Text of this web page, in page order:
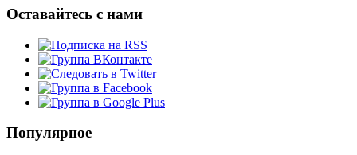
Оставайтесь с нами
Популярное